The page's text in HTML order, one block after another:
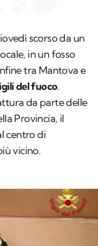
scorso da un
in un fosso
tra Mantova e
del fuoco.
da parte delle
Provincia, il
centro di
vicino.